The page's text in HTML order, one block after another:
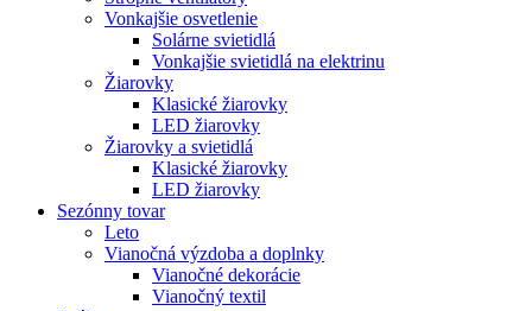
Vonkajšie osvetlenie
Solárne svietidlá
Vonkajšie svietidlá na elektrinu
Žiarovky
Klasické žiarovky
LED žiarovky
Žiarovky a svietidlá
Klasické žiarovky
LED žiarovky
Sezónny tovar
Leto
Vianočná výzdoba a doplnky
Vianočné dekorácie
Vianočný textil